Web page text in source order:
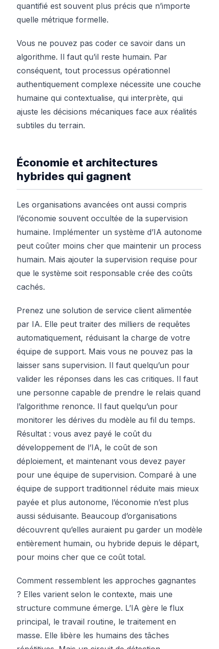
quantifié est souvent plus précis que n’importe
quelle métrique formelle.
Vous ne pouvez pas coder ce savoir dans un
algorithme. Il faut qu’il reste humain. Par
conséquent, tout processus opérationnel
authentiquement complexe nécessite une couche
humaine qui contextualise, qui interprète, qui
ajuste les décisions mécaniques face aux réalités
subtiles du terrain.
Économie et architectures
hybrides qui gagnent
Les organisations avancées ont aussi compris
l’économie souvent occultée de la supervision
humaine. Implémenter un système d’IA autonome
peut coûter moins cher que maintenir un process
humain. Mais ajouter la supervision requise pour
que le système soit responsable crée des coûts
cachés.
Prenez une solution de service client alimentée
par IA. Elle peut traiter des milliers de requêtes
automatiquement, réduisant la charge de votre
équipe de support. Mais vous ne pouvez pas la
laisser sans supervision. Il faut quelqu’un pour
valider les réponses dans les cas critiques. Il faut
une personne capable de prendre le relais quand
l’algorithme renonce. Il faut quelqu’un pour
monitorer les dérives du modèle au fil du temps.
Résultat : vous avez payé le coût du
développement de l’IA, le coût de son
déploiement, et maintenant vous devez payer
pour une équipe de supervision. Comparé à une
équipe de support traditionnel réduite mais mieux
payée et plus autonome, l’économie n’est plus
aussi séduisante. Beaucoup d’organisations
découvrent qu’elles auraient pu garder un modèle
entièrement humain, ou hybride depuis le départ,
pour moins cher que ce coût total.
Comment ressemblent les approches gagnantes
? Elles varient selon le contexte, mais une
structure commune émerge. L’IA gère le flux
principal, le travail routine, le traitement en
masse. Elle libère les humains des tâches